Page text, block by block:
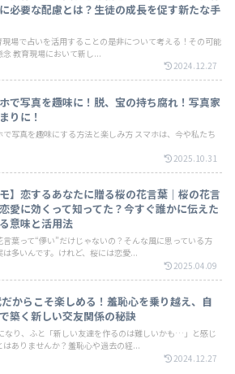
必要な配慮とは？生徒の成長を促す新たな手
現場で占いを活用することの是非について考える！その可能
念 教育現場において新し...
2024.12.27
で写真を趣味に！脱、宝の持ち腐れ！写真家
りに！
で写真を趣味にする方法と楽しみ方 スマホは、今や私たち
2025.10.31
モ】恋するあなたに贈る桜の花言葉｜桜の花言
愛に効くって知ってた？今すぐ誰かに伝えた
意味と活用法
言葉って“儚い”だけじゃないの？そんな風に思っている方
は多いんです。けれど、桜には恋愛...
2025.04.09
からこそ楽しめる！羞恥心を乗り越え、自
築く新しい交友関係の秘訣
なり、ふと「新しい友達を作るのは難しいかも…」と感じ
はありませんか？羞恥心や過去の経...
2024.12.27